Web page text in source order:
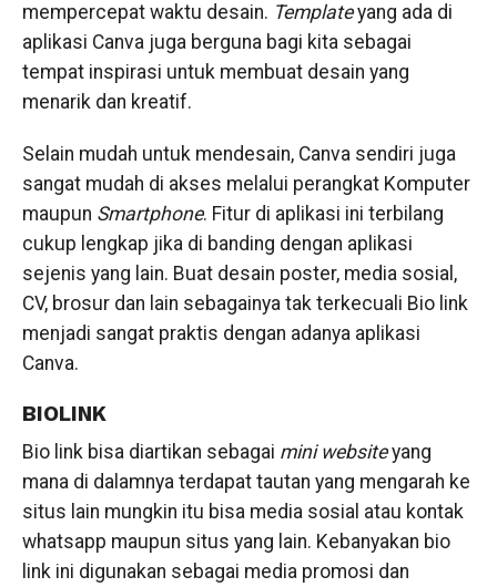
mempercepat waktu desain. Templateyang ada di
aplikasi Canva juga berguna bagi kita sebagai
tempat inspirasi untuk membuat desain yang
menarik dan kreatif.
Selain mudah untuk mendesain, Canva sendiri juga
sangat mudah di akses melalui perangkat Komputer
maupun Smartphone. Fitur di aplikasi ini terbilang
cukup lengkap jika di banding dengan aplikasi
sejenis yang lain. Buat desain poster, media sosial,
CV, brosur dan lain sebagainya tak terkecuali Bio link
menjadi sangat praktis dengan adanya aplikasi
Canva.
BIOLINK
Bio link bisa diartikan sebagai mini websiteyang
mana di dalamnya terdapat tautan yang mengarah ke
situs lain mungkin itu bisa media sosial atau kontak
whatsapp maupun situs yang lain. Kebanyakan bio
link ini digunakan sebagai media promosi dan